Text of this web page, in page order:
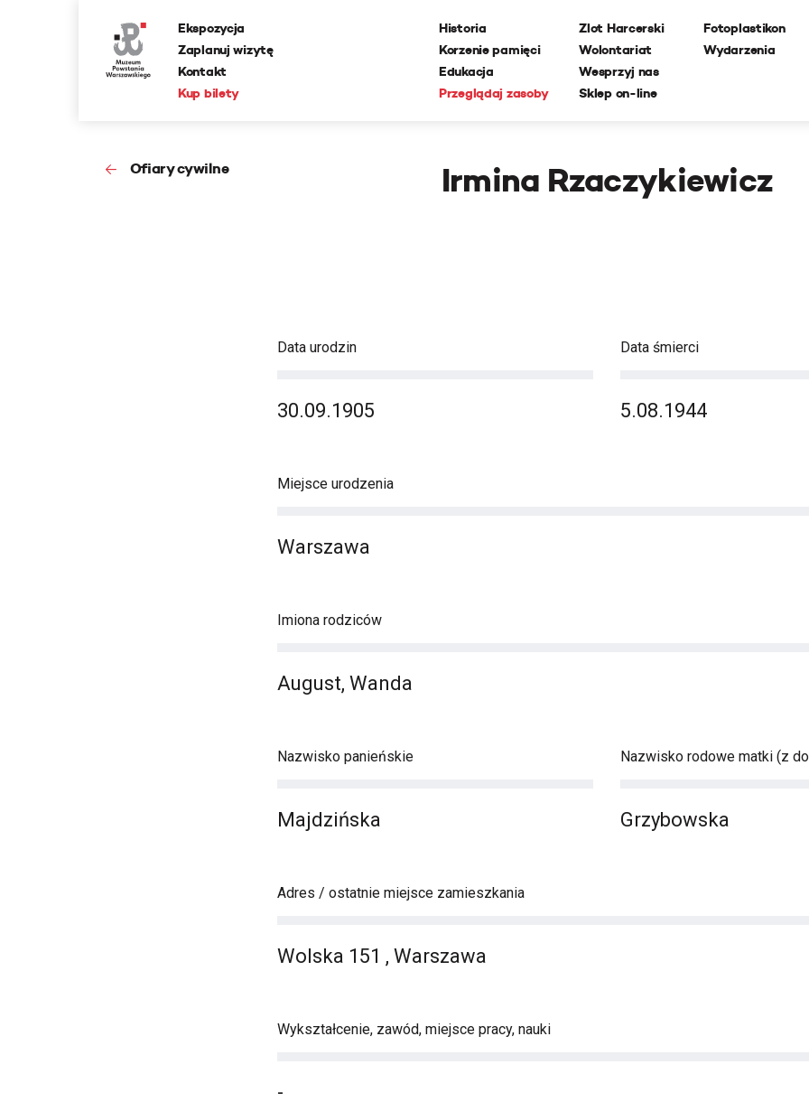
Ekspozycja
Zaplanuj wizytę
Kontakt
Kup bilety
Historia
Korzenie pamięci
Edukacja
Przeglądaj zasoby
Zlot Harcerski
Wolontariat
Wesprzyj nas
Sklep on-line
Fotoplastikon
Wydarzenia
Ofiary cywilne Irmina Rzaczykiewicz
Data urodzin
30.09.1905
Data śmierci
5.08.1944
Miejsce urodzenia
Warszawa
Imiona rodziców
August, Wanda
Nazwisko panieńskie
Majdzińska
Nazwisko rodowe matki (z
Grzybowska
Adres / ostatnie miejsce zamieszkania
Wolska 151 , Warszawa
Wykształcenie, zawód, miejsce pracy, nauki
-